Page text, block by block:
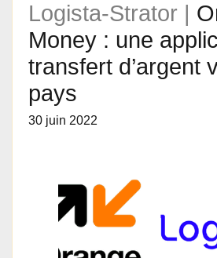
Logista-Strator |
Money : une
transfert d’argent
pays
30 juin 2022